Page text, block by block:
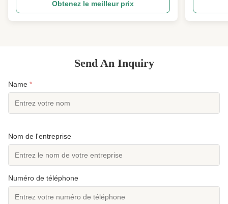
qui les rend adaptées aux combinaisons de
plongée, aux équipements de sports nautiques, ...
Obtenez le meilleur prix
ventilation.
Send An Inquiry
Name *
Nom de l'entreprise
Numéro de téléphone